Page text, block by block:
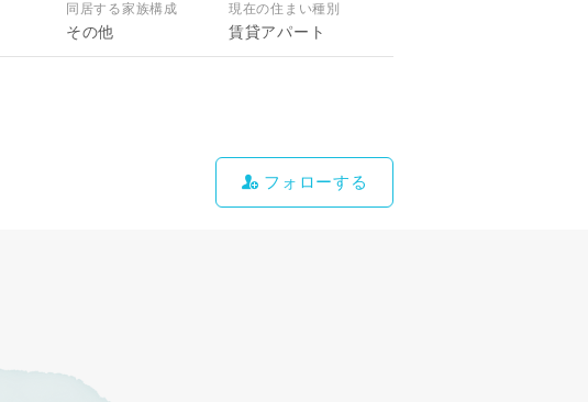
同居する家族構成
その他
現在の住まい種別
賃貸アパート
フォローする